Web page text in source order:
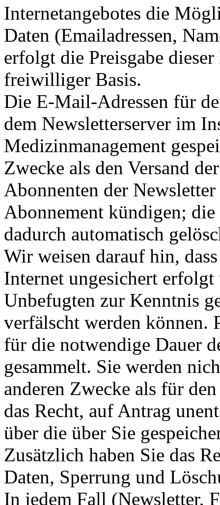
Internetangebotes die
Daten (Emailadressen,
erfolgt die Preisgabe
freiwilliger Basis.
Die E-Mail-Adressen für
dem Newsletterserver im
Medizinmanagement
Zwecke als den Versand
Abonnenten der
Abonnement kündigen;
dadurch automatisch
Wir weisen darauf hin,
Internet ungesichert
Unbefugten zur Kenntnis
verfälscht werden können.
für die notwendige Dauer
gesammelt. Sie werden
anderen Zwecke als für
das Recht, auf Antrag
über die über Sie
Zusätzlich haben Sie das
Daten, Sperrung und
In jedem Fall (Newsletter,